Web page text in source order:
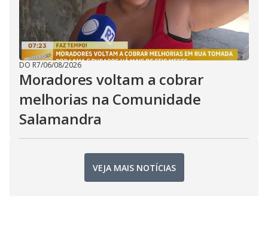
DO R7/06/08/2026
Moradores voltam a cobrar
melhorias na Comunidade
Salamandra
VEJA MAIS NOTÍCIAS